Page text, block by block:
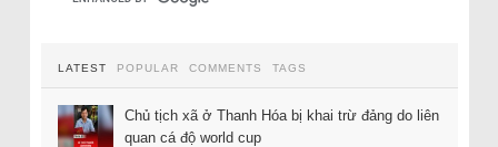
LATEST POPULAR COMMENTS TAGS
Chủ tịch xã ở Thanh Hóa bị khai trừ đảng do liên
quan cá độ world cup